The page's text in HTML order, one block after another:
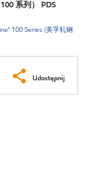
系列） PDS
100 Series (美孚轧钢
Udostępnij